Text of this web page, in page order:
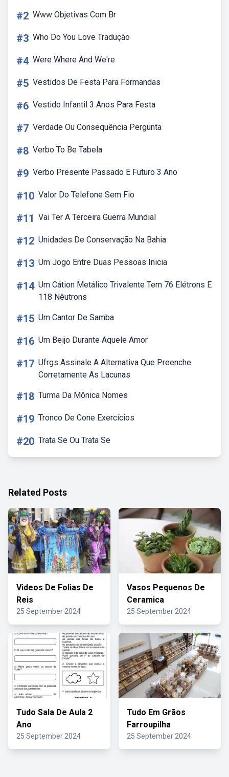
#2 Www Objetivas Com Br
#3 Who Do You Love Tradução
#4 Were Where And We're
#5 Vestidos De Festa Para Formandas
#6 Vestido Infantil 3 Anos Para Festa
#7 Verdade Ou Consequência Pergunta
#8 Verbo To Be Tabela
#9 Verbo Presente Passado E Futuro 3 Ano
#10 Valor Do Telefone Sem Fio
#11 Vai Ter A Terceira Guerra Mundial
#12 Unidades De Conservação Na Bahia
#13 Um Jogo Entre Duas Pessoas Inicia
#14 Um Cátion Metálico Trivalente Tem 76 Elétrons E
118 Nêutrons
#15 Um Cantor De Samba
#16 Um Beijo Durante Aquele Amor
#17 Ufrgs Assinale A Alternativa Que Preenche
Corretamente As Lacunas
#18 Turma Da Mônica Nomes
#19 Tronco De Cone Exercícios
#20 Trata Se Ou Trata Se
Related Posts
Videos De Folias De
Reis
25 September 2024
Vasos Pequenos De
Ceramica
25 September 2024
Tudo Sala De Aula 2
Ano
25 September 2024
Tudo Em Grãos
Farroupilha
25 September 2024